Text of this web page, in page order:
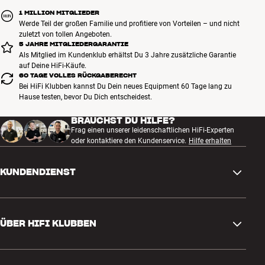
1 MILLION MITGLIEDER
Werde Teil der großen Familie und profitiere von Vorteilen – und nicht
zuletzt von tollen Angeboten.
5 JAHRE MITGLIEDERGARANTIE
Als Mitglied im Kundenklub erhältst Du 3 Jahre zusätzliche Garantie
auf Deine HiFi-Käufe.
60 TAGE VOLLES RÜCKGABERECHT
Bei HiFi Klubben kannst Du Dein neues Equipment 60 Tage lang zu
Hause testen, bevor Du Dich entscheidest.
BRAUCHST DU HILFE?
Frag einen unserer leidenschaftlichen HiFi-Experten
oder kontaktiere den Kundenservice. Hilfe erhalten
KUNDENDIENST
Rückgabe und Reklamation
ÜBER HIFI KLUBBEN